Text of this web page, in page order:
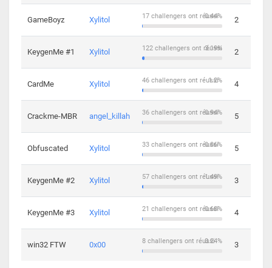
GameBoyz Xylitol 0.44%
17 challengers ont réussi 2
KeygenMe #1 Xylitol 3.19%
122 challengers ont réussi 2
CardMe Xylitol 1.2%
46 challengers ont réussi 4
Crackme-MBR angel_killah 0.94%
36 challengers ont réussi 5
Obfuscated Xylitol 0.86%
33 challengers ont réussi 5
KeygenMe #2 Xylitol 1.49%
57 challengers ont réussi 3
KeygenMe #3 Xylitol 0.68%
21 challengers ont réussi 4
win32 FTW 0x00 0.24%
8 challengers ont réussi 3